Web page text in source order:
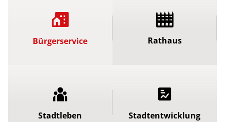
Bürgerservice Rathaus
Stadtleben Stadtentwicklung